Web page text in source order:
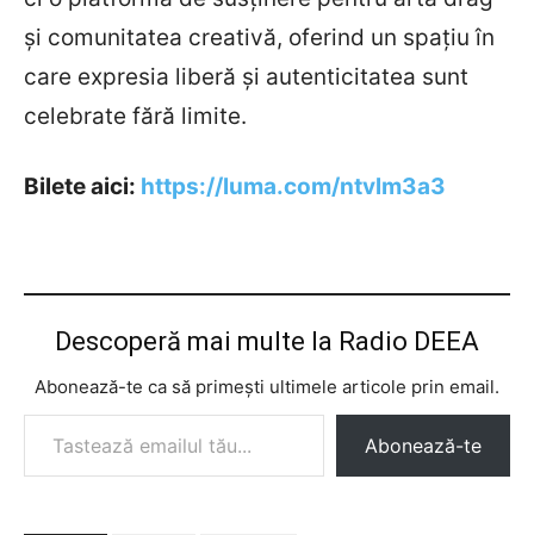
și comunitatea creativă, oferind un spațiu în
care expresia liberă și autenticitatea sunt
celebrate fără limite.
Bilete aici: https://luma.com/ntvlm3a3
Descoperă mai multe la Radio DEEA
Abonează-te ca să primești ultimele articole prin email.
Tastează emailul tău...
Abonează-te